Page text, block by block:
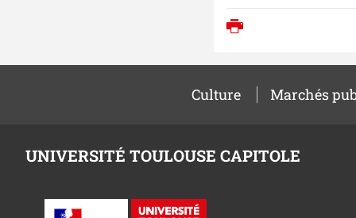
Culture Marchés
UNIVERSITÉ TOULOUSE CAPITOLE